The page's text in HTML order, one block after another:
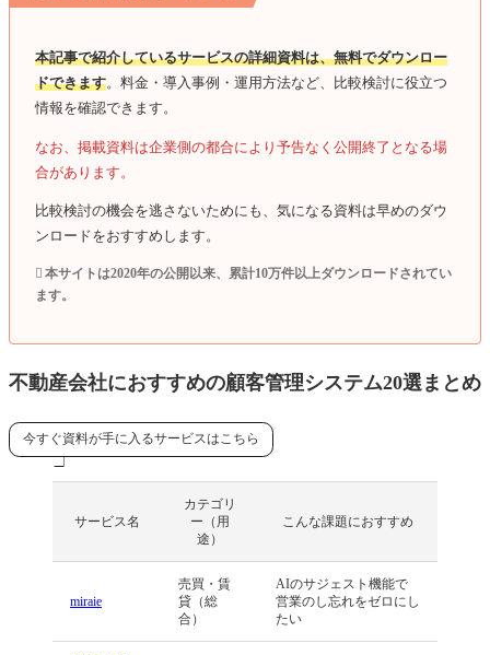
本記事で紹介しているサービスの詳細資料は、無料でダウンロー
ドできます。料金・導入事例・運用方法など、比較検討に役立つ
情報を確認できます。
なお、掲載資料は企業側の都合により予告なく公開終了となる場
合があります。
比較検討の機会を逃さないためにも、気になる資料は早めのダウ
ンロードをおすすめします。
本サイトは2020年の公開以来、累計10万件以上ダウンロードされてい
ます。
不動産会社におすすめの顧客管理システム20選まとめ
今すぐ資料が手に入るサービスはこちら
サービス名
カテゴリ
ー（用
途）
こんな課題におすすめ
miraie
売買・賃
貸（総
合）
AIのサジェスト機能で
営業のし忘れをゼロにし
たい